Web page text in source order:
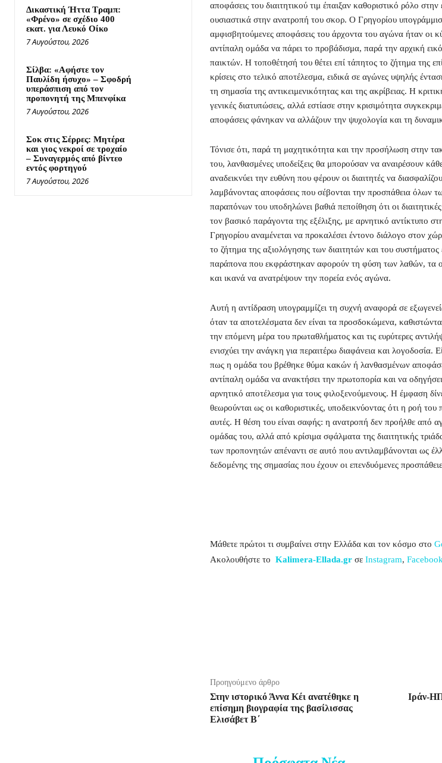
Δικαστική Ήττα Τραμπ:
«Φρένο» σε σχέδιο 400
εκατ. για Λευκό Οίκο
7 Αυγούστου, 2026
Σίλβα: «Αφήστε τον
Παυλίδη ήσυχο» – Σφοδρή
υπεράσπιση από τον
προπονητή της Μπενφίκα
7 Αυγούστου, 2026
Σοκ στις Σέρρες: Μητέρα
και γιος νεκροί σε τροχαίο
– Συναγερμός από βίντεο
εντός φορτηγού
7 Αυγούστου, 2026
αποφάσεις του διαιτητικού τιμ έπαιξαν καθοριστικό ρόλο
ουσιαστικά στην ανατροπή του σκορ. Ο Γρηγορίου
αμφισβητούμενες αποφάσεις του άρχοντα του αγώνα ήταν οι
αντίπαλη ομάδα να πάρει το προβάδισμα, παρά την αρχική
παικτών. Η τοποθέτησή του θέτει επί τάπητος το ζήτημα της
κρίσεις στο τελικό αποτέλεσμα, ειδικά σε αγώνες υψηλής
τη σημασία της αντικειμενικότητας και της ακρίβειας. Η
γενικές διατυπώσεις, αλλά εστίασε στην κρισιμότητα
αποφάσεις φάνηκαν να αλλάζουν την ψυχολογία και τη
Τόνισε ότι, παρά τη μαχητικότητα και την προσήλωση στην
του, λανθασμένες υποδείξεις θα μπορούσαν να αναιρέσουν
αναδεικνύει την ευθύνη που φέρουν οι διαιτητές να
λαμβάνοντας αποφάσεις που σέβονται την προσπάθεια όλων
παραπόνων του υποδηλώνει βαθιά πεποίθηση ότι οι
τον βασικό παράγοντα της εξέλιξης, με αρνητικό αντίκτυπο
Γρηγορίου αναμένεται να προκαλέσει έντονο διάλογο στον
το ζήτημα της αξιολόγησης των διαιτητών και του
παράπονα που εκφράστηκαν αφορούν τη φύση των λαθών, τα
και ικανά να ανατρέψουν την πορεία ενός αγώνα.
Αυτή η αντίδραση υπογραμμίζει τη συχνή αναφορά σε
όταν τα αποτελέσματα δεν είναι τα προσδοκώμενα,
την επόμενη μέρα του πρωταθλήματος και τις ευρύτερες
ενισχύει την ανάγκη για περαιτέρω διαφάνεια και λογοδοσία.
πως η ομάδα του βρέθηκε θύμα κακών ή λανθασμένων
αντίπαλη ομάδα να ανακτήσει την πρωτοπορία και να
αρνητικό αποτέλεσμα για τους φιλοξενούμενους. Η έμφαση
θεωρούνται ως οι καθοριστικές, υποδεικνύοντας ότι η ροή του
αυτές. Η θέση του είναι σαφής: η ανατροπή δεν προήλθε από
ομάδας του, αλλά από κρίσιμα σφάλματα της διαιτητικής
των προπονητών απέναντι σε αυτό που αντιλαμβάνονται ως
δεδομένης της σημασίας που έχουν οι επενδυόμενες
Μάθετε πρώτοι τι συμβαίνει στην Ελλάδα και τον κόσμο στο
Ακολουθήστε το Kalimera-Ellada.grσε Instagram, Facebook
Προηγούμενο άρθρο
Στην ιστορικό Άννα Κέι ανατέθηκε η
επίσημη βιογραφία της βασίλισσας
Ελισάβετ Β΄
Ιράν-